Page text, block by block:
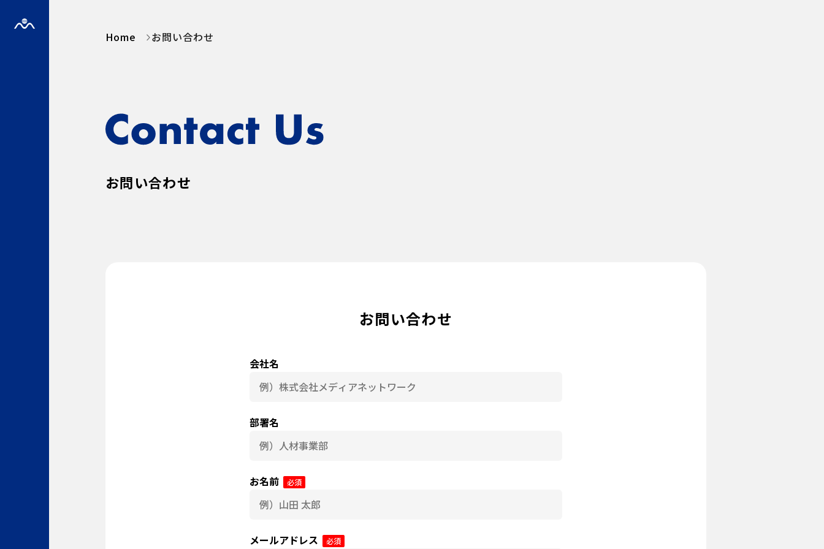
Home お問い合わせ
お問い合わせ
お問い合わせ
会社名
部署名
お名前 必須
メールアドレス 必須